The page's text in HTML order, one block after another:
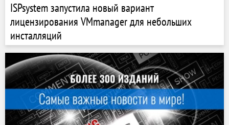
ISPsystem запустила новый вариант
лицензирования VMmanager для небольших
инсталляций